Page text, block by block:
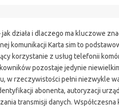
jak działa i dlaczego ma kluczowe
komunikacji Karta sim to
korzystanie z usług telefonii
pozostaje jedynie
w rzeczywistości pełni niezwykle
abonenta, autoryzacji
transmisji danych. Współczesna